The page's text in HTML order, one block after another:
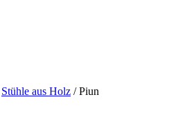
Stühle aus Holz /Piun